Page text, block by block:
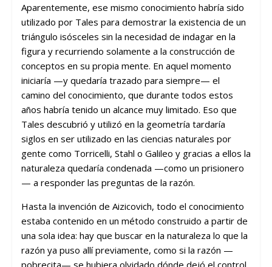
Aparentemente, ese mismo conocimiento habría sido
utilizado por Tales para demostrar la existencia de un
triángulo isósceles sin la necesidad de indagar en la
figura y recurriendo solamente a la construcción de
conceptos en su propia mente. En aquel momento
iniciaría —y quedaría trazado para siempre— el
camino del conocimiento, que durante todos estos
años habría tenido un alcance muy limitado. Eso que
Tales descubrió y utilizó en la geometría tardaría
siglos en ser utilizado en las ciencias naturales por
gente como Torricelli, Stahl o Galileo y gracias a ellos la
naturaleza quedaría condenada —como un prisionero
— a responder las preguntas de la razón.
Hasta la invención de Aizicovich, todo el conocimiento
estaba contenido en un método construido a partir de
una sola idea: hay que buscar en la naturaleza lo que la
razón ya puso allí previamente, como si la razón —
pobrecita— se hubiera olvidado dónde dejó el control